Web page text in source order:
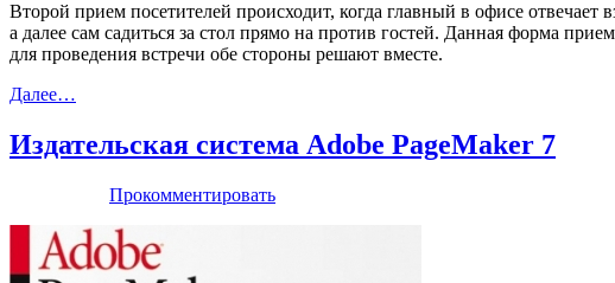
Второй прием посетителей происходит, когда главный в офисе отвечает
а далее сам садиться за стол прямо на против гостей. Данная форма
для проведения встречи обе стороны решают вместе.
Далее…
Издательская система Adobe PageMaker 7
Прокомментировать